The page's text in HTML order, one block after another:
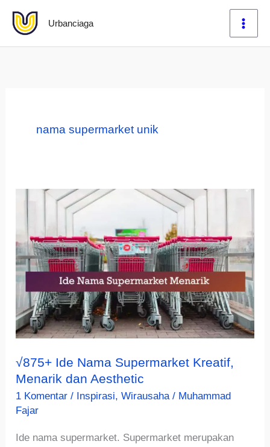
Lewati
konten
Urbanciaga
nama supermarket unik
√875+ Ide Nama Supermarket Kreatif,
Menarik dan Aesthetic
1 Komentar / Inspirasi,Wirausaha / Muhammad
Fajar
Ide nama supermarket. Supermarket merupakan